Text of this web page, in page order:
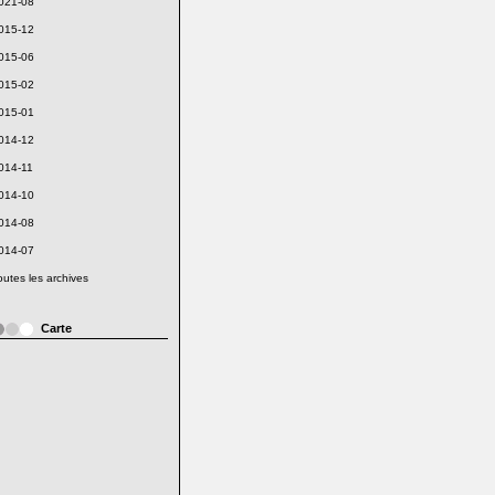
12
06
02
01
12
11
10
08
07
les archives
Carte